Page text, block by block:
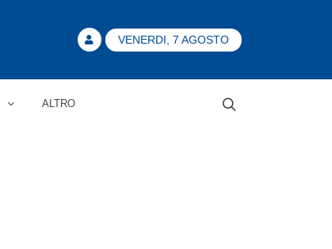
VENERDI, 7 AGOSTO
ALTRO